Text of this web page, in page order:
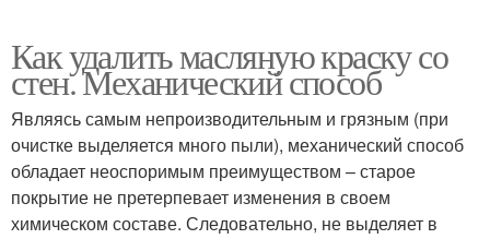
Как удалить масляную краску со
стен. Механический способ
Являясь самым непроизводительным и грязным (при
очистке выделяется много пыли), механический способ
обладает неоспоримым преимуществом – старое
покрытие не претерпевает изменения в своем
химическом составе. Следовательно, не выделяет в